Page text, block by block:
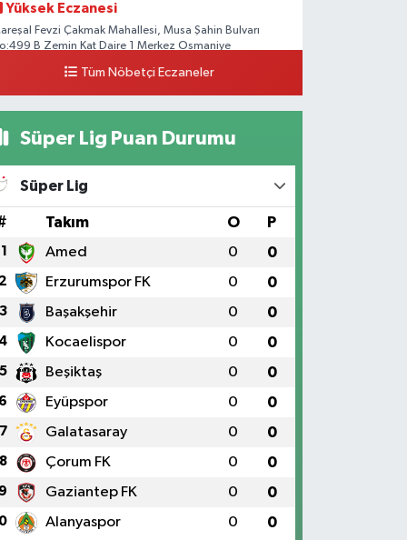
Yüksek Eczanesi
Fevzi Çakmak Mahallesi, Musa Şahin Bulvarı
B Zemin Kat Daire 1 Merkez Osmaniye
0 (328) 812 02 00 Yol Tarifi Al
Tüm Nöbetçi Eczaneler
Süper Lig Puan Durumu
Süper Lig
Takım O P
1 Amed 0 0
2 Erzurumspor FK 0 0
3 Başakşehir 0 0
4 Kocaelispor 0 0
5 Beşiktaş 0 0
6 Eyüpspor 0 0
7 Galatasaray 0 0
8 Çorum FK 0 0
9 Gaziantep FK 0 0
Alanyaspor 0 0